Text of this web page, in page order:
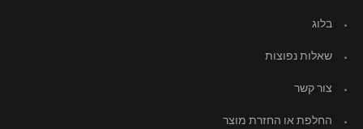
בלוג
שאלות נפוצות
צור קשר
החלפת או החזרת מוצר